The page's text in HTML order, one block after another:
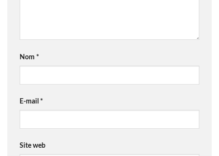
Nom *
E-mail *
Site web